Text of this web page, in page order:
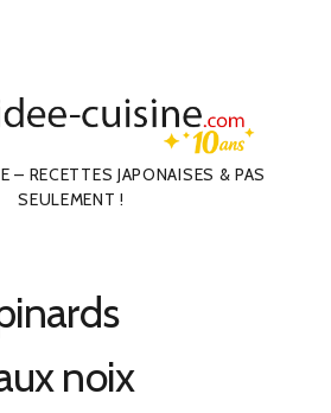
– RECETTES JAPONAISES & PAS
SEULEMENT !
noix